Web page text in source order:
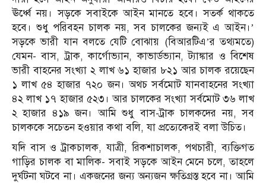
ঊর্ধ্বে নয়। সড়কে সবাইকে আইন মানতে হবে। সতর্ক থাকতে
হবে। শুধু পরিবহন চালক নয়, সব চালকের জন্যই এ আইন।’
সড়কে ভারী যান বলতে যেটি বোঝায় (বিআরটিএ’র তথ্যমতে)
যেমন- বাস, ট্রাক, কার্গোভ্যান, কাভার্ডভ্যান, ট্যাঙ্কার ও বিশেষ
ভারী বাহনের সংখ্যা ২ লাখ ৬১ হাজার ৮২১ আর চালক রয়েছেন
১ লাখ ৫৪ হাজার ৭২০ জন। অথচ সর্বমোট যানবাহনের সংখ্যা
৪২ লাখ ১৭ হাজার ৫২৩। আর চালকের সংখ্যা সর্বমোট ৩৬ লাখ
২ হাজার ৪১৯ জন। আমি শুধু বাস-ট্রাক চালকদের নয়, সব
চালককে সচেতন হওয়ার কথা বলি, যা প্রত্যেকেরই বলা উচিত।
যদি বাস ও ট্রাকচালক, যাত্রী, রিকশাচালক, পথচারী, ব্যক্তিগত
গাড়ির চালক বা মালিক- সবাই সড়কে আইন মেনে চলে, তাহলে
দুর্ঘটনা ঘটবে না। একজনের জন্য অন্যজন ক্ষতিগ্রস্ত হবে না। আমি